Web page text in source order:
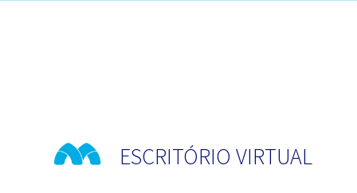
ESCRITÓRIO VIRTUAL